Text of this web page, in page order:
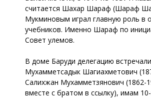
считается Шахар Шараф (Шараф
Мукминовым играл главную роль в
учебников. Именно Шараф по
Совет улемов.
В доме Баруди делегацию
Мухамметсадык Шагиахметович
Салихжан Мухамметзянович (1862-
вместе с братом в ссылку), имам